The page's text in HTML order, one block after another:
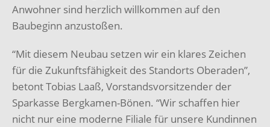
Anwohner sind herzlich willkommen auf den
Baubeginn anzustoßen.
“Mit diesem Neubau setzen wir ein klares Zeichen
für die Zukunftsfähigkeit des Standorts Oberaden”,
betont Tobias Laaß, Vorstandsvorsitzender der
Sparkasse Bergkamen-Bönen. “Wir schaffen hier
nicht nur eine moderne Filiale für unsere Kundinnen